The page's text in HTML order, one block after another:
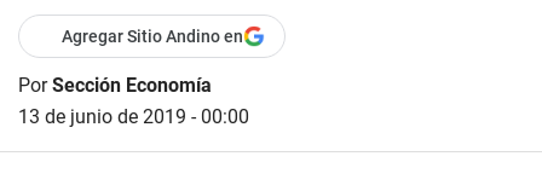
Agregar Sitio Andino en
PorSección Economía
13 de junio de 2019 - 00:00